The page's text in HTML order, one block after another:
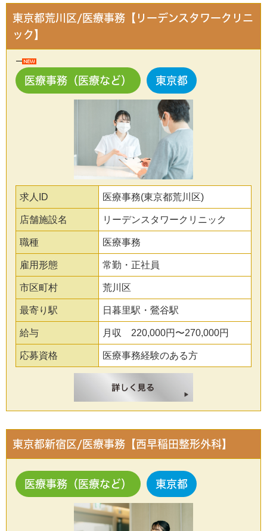
東京都荒川区/医療事務【リーデンスタワークリニ
ック】
医療事務（医療など） 東京都
求人ID 医療事務(東京都荒川区)
店舗施設名 リーデンスタワークリニック
職種 医療事務
雇用形態 常勤・正社員
市区町村 荒川区
最寄り駅 日暮里駅・鶯谷駅
給与 月収 220,000円〜270,000円
応募資格 医療事務経験のある方
東京都新宿区/医療事務【西早稲田整形外科】
医療事務（医療など） 東京都